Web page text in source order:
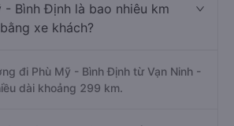
- Bình Định là bao nhiêu km
xe khách?
đi Phù Mỹ - Bình Định từ Vạn Ninh -
dài khoảng 299 km.